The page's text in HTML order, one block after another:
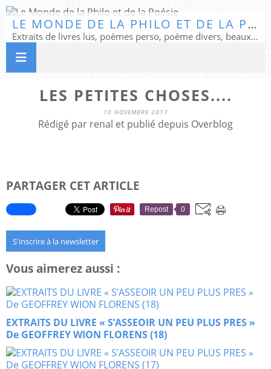
LE MONDE DE LA PHILO ET DE LA POÉSIE
Extraits de livres lus, poèmes perso, poème divers, beaux textes...
LES PETITES CHOSES....
10 NOVEMBRE 2017
Rédigé par renal et publié depuis Overblog
PARTAGER CET ARTICLE
Repost 0
S'inscrire à la newsletter
Vous aimerez aussi :
EXTRAITS DU LIVRE « S’ASSEOIR UN PEU PLUS PRES »
De GEOFFREY WION FLORENS (18)